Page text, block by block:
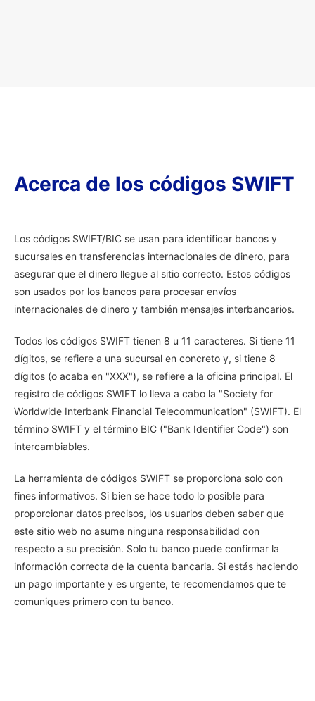
Acerca de los códigos SWIFT
Los códigos SWIFT/BIC se usan para identificar bancos y
sucursales en transferencias internacionales de dinero, para
asegurar que el dinero llegue al sitio correcto. Estos códigos
son usados por los bancos para procesar envíos
internacionales de dinero y también mensajes interbancarios.
Todos los códigos SWIFT tienen 8 u 11 caracteres. Si tiene 11
dígitos, se refiere a una sucursal en concreto y, si tiene 8
dígitos (o acaba en "XXX"), se refiere a la oficina principal. El
registro de códigos SWIFT lo lleva a cabo la "Society for
Worldwide Interbank Financial Telecommunication" (SWIFT). El
término SWIFT y el término BIC ("Bank Identifier Code") son
intercambiables.
La herramienta de códigos SWIFT se proporciona solo con
fines informativos. Si bien se hace todo lo posible para
proporcionar datos precisos, los usuarios deben saber que
este sitio web no asume ninguna responsabilidad con
respecto a su precisión. Solo tu banco puede confirmar la
información correcta de la cuenta bancaria. Si estás haciendo
un pago importante y es urgente, te recomendamos que te
comuniques primero con tu banco.